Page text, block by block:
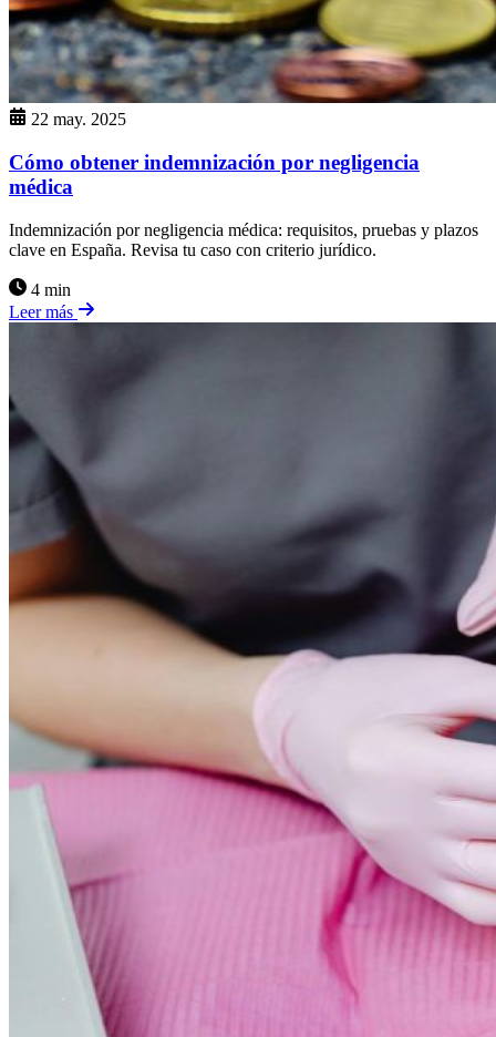
22 may. 2025
Cómo obtener indemnización por negligencia
médica
Indemnización por negligencia médica: requisitos, pruebas y plazos
clave en España. Revisa tu caso con criterio jurídico.
4 min
Leer más